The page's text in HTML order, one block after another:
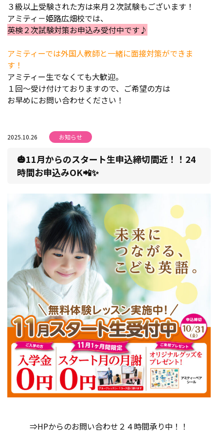
３級以上受験された方は来月２次試験もございます！
アミティ－姫路広畑校では、
英検２次試験対策お申込み受付中です♪
アミティーでは外国人教師と一緒に面接対策ができま
す！
アミティー生でなくても大歓迎。
１回～受け付けておりますので、ご希望の方は
お早めにお問い合わせください！
2025.10.26 お知らせ
🎃11月からのスタート生申込締切間近！！24
時間お申込みOK📲✨
⇒HPからのお問い合わせ２４時間承り中！！